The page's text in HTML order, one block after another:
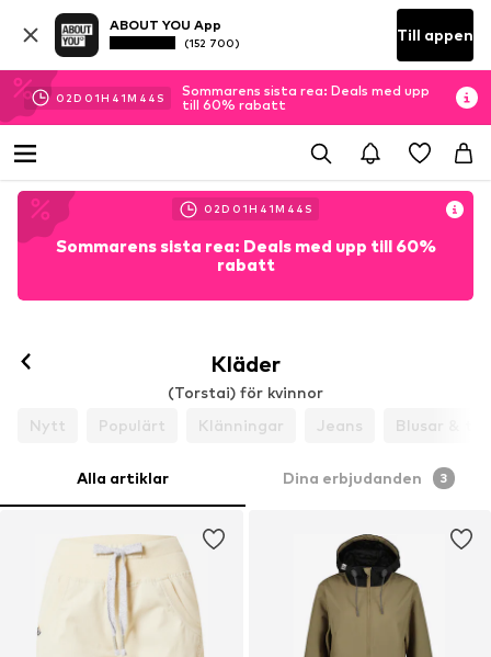
ABOUT YOU App
(152 700) Till appen
02D 01H 41M 44 S
Sommarens sista rea: Deals med upp
till 60% rabatt
02D 01H 41M 44 S
Sommarens sista rea: Deals med upp till 60%
rabatt
Kläder
(Torstai) för kvinnor
Nytt
Populärt Klänningar Jeans Blusar &
Alla artiklar Dina erbjudanden 3